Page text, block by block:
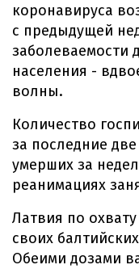
коронавируса
с предыдущей
заболеваемости
населения -
волны.
Количество
за последние
умерших за
реанимациях
Латвия по
своих
Обеими дозами